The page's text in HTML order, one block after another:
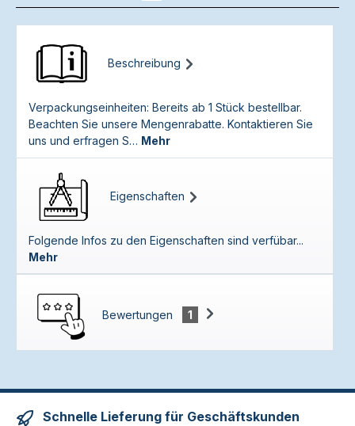
Beschreibung
Verpackungseinheiten: Bereits ab 1 Stück bestellbar.
Beachten Sie unsere Mengenrabatte. Kontaktieren Sie
uns und erfragen S… Mehr
Eigenschaften
Folgende Infos zu den Eigenschaften sind verfübar...
Mehr
Bewertungen 1
Schnelle Lieferung für Geschäftskunden